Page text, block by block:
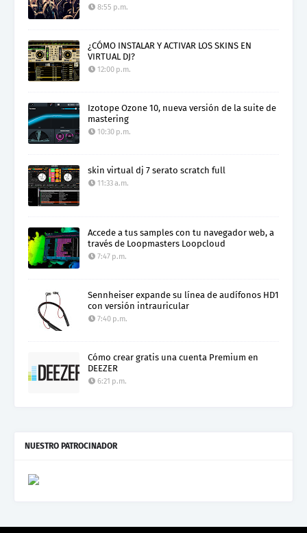
8:55 p.m.
¿CÓMO INSTALAR Y ACTIVAR LOS SKINS EN
VIRTUAL DJ?
12:00 p.m.
Izotope Ozone 10, nueva versión de la suite de
mastering
10:30 p.m.
skin virtual dj 7 serato scratch full
11:33 a.m.
Accede a tus samples con tu navegador web, a
través de Loopmasters Loopcloud
7:47 p.m.
Sennheiser expande su línea de audífonos HD1
con versión intrauricular
7:40 p.m.
Cómo crear gratis una cuenta Premium en
DEEZER
6:21 p.m.
NUESTRO PATROCINADOR